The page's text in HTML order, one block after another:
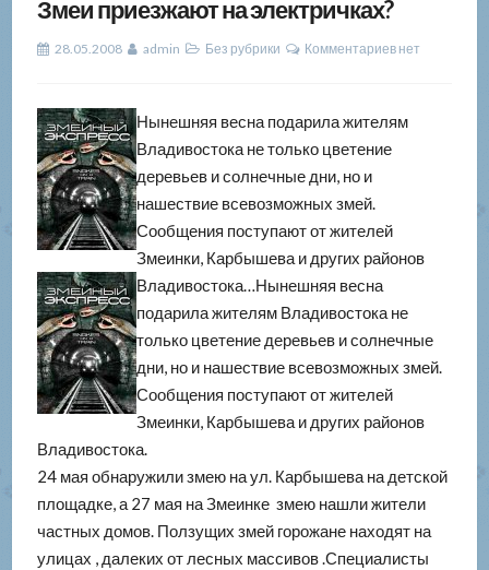
Змеи приезжают на электричках?
28.05.2008 admin Без рубрики Комментариев нет
Нынешняя весна подарила жителям
Владивостока не только цветение
деревьев и солнечные дни, но и
нашествие всевозможных змей.
Сообщения поступают от жителей
Змеинки, Карбышева и других районов
Владивостока…Нынешняя весна
подарила жителям Владивостока не
только цветение деревьев и солнечные
дни, но и нашествие всевозможных змей.
Сообщения поступают от жителей
Змеинки, Карбышева и других районов
Владивостока.
24 мая обнаружили змею на ул. Карбышева на детской
площадке, а 27 мая на Змеинке змею нашли жители
частных домов. Ползущих змей горожане находят на
улицах , далеких от лесных массивов .Специалисты